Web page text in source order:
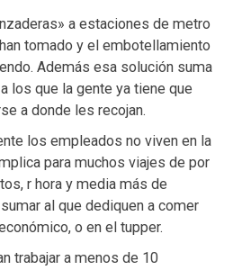
a estaciones de metro
tomado y el embotellamiento
Además esa solución suma
los que la gente ya tiene que
a donde les recojan.
los empleados no viven en la
para muchos viajes de por
r hora y media más de
al que dediquen a comer
o en el tupper.
trabajar a menos de 10